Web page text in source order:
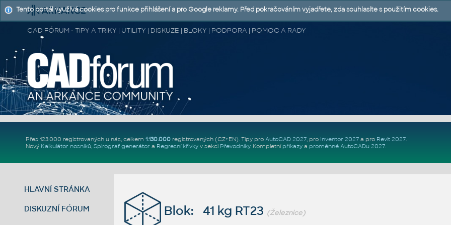
CAD FÓRUM - TIPY A TRIKY | UTILITY | DISKUZE | BLOKY | PODPORA | POMOC A RADY
Přes 123.000 registrovaných u nás, celkem 1.130.000registrovaných (CZ+EN). Tipy pro AutoCAD 2027, pro Inventor 2027a pro Revit 2027.
Nový Kalkulátor nosníků, Spirograf generátor a Regresní křivkyv sekci Převodníky. Kompletní příkazya proměnné AutoCADu 2027.
HLAVNÍ STRÁNKA
DISKUZNÍ FÓRUM Blok: 41 kg RT23 (Železnice)
Tento portál využívá cookies pro funkce přihlášení a pro Google reklamy. Před pokračováním vyjadřete, zda souhlasíte s použitím cookies.